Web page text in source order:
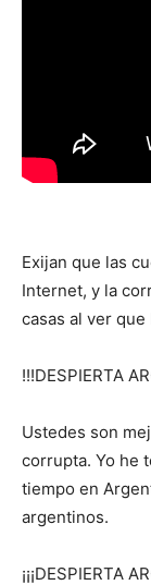
Exijan que las
Internet, y la
casas al ver
!!!DESPIERTA
Ustedes son
corrupta. Yo he
tiempo en
argentinos.
¡¡¡DESPIERTA